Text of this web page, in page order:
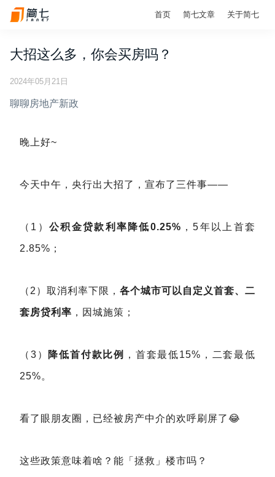
首页 简七文章 关于简七
大招这么多，你会买房吗？
2024年05月21日
聊聊房地产新政
晚上好~
今天中午，央行出大招了，宣布了三件事——
（1） 公积金贷款利率降低0.25% ，5年以上首套
2.85%；
（2）取消利率下限， 各个城市可以自定义首套、二
套房贷利率 ，因城施策；
（3） 降低首付款比例 ，首套最低15%，二套最低
25%。
看了眼朋友圈，已经被房产中介的欢呼刷屏了😂
这些政策意味着啥？能「拯救」楼市吗？